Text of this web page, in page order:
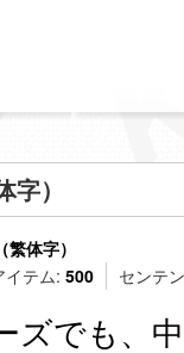
）
体字）
イテム: 500 センテ
ズでも、